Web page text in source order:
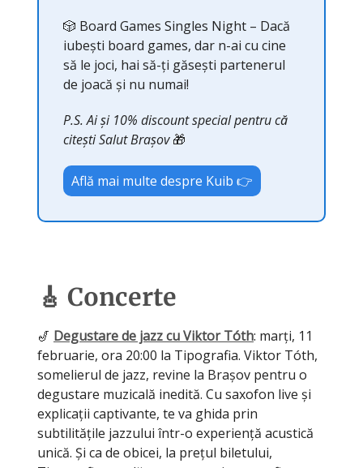
🎲 Board Games Singles Night – Dacă
iubești board games, dar n-ai cu cine
să le joci, hai să-ți găsești partenerul
de joacă și nu numai!
P.S. Ai și 10% discount special pentru că
citești Salut Brașov🎁
Află mai multe despre Kuib 👉
🎸 Concerte
🎷 Degustare de jazz cu Viktor Tóth: marți, 11
februarie, ora 20:00 la Tipografia. Viktor Tóth,
somelierul de jazz, revine la Brașov pentru o
degustare muzicală inedită. Cu saxofon live și
explicații captivante, te va ghida prin
subtilitățile jazzului într-o experiență acustică
unică. Și ca de obicei, la prețul biletului,